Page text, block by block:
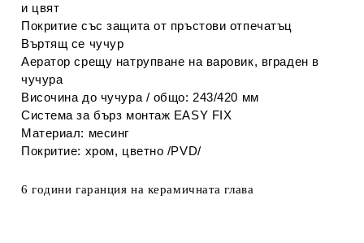
и цвят
Покритие със защита от пръстови отпечатъц
Въртящ се чучур
Аератор срещу натрупване на варовик, вграден в
чучура
Височина до чучура / общо: 243/420 мм
Система за бърз монтаж EASY FIX
Материал: месинг
Покритие: хром, цветно /PVD/
6 години гаранция на керамичната глава